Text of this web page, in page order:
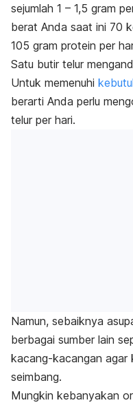
sejumlah 1 – 1,5 gram
berat Anda saat ini 70
105 gram protein per
Satu butir telur
Untuk memenuhi
berarti Anda perlu
telur per hari.
Namun, sebaiknya
berbagai sumber lain
kacang-kacangan agar
seimbang.
Mungkin kebanyakan